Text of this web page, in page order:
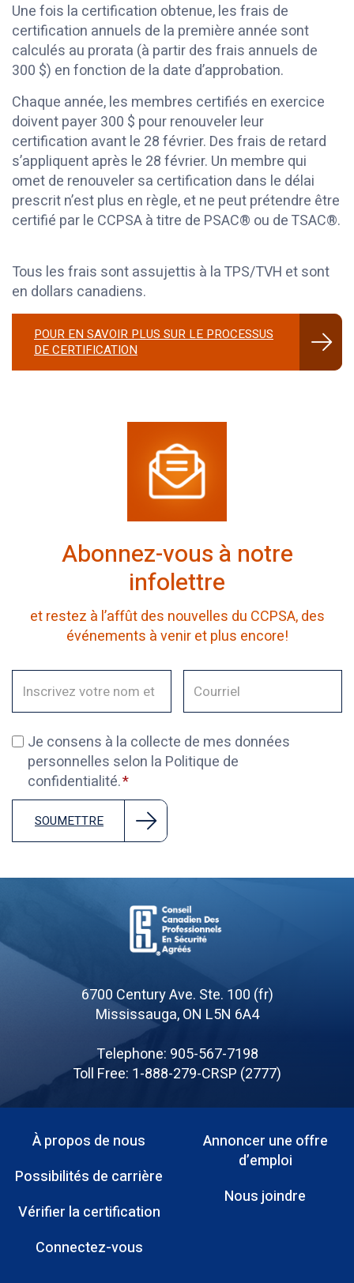
Une fois la certification obtenue, les frais de
certification annuels de la première année sont
calculés au prorata (à partir des frais annuels de
300 $) en fonction de la date d’approbation.
Chaque année, les membres certifiés en exercice
doivent payer 300 $ pour renouveler leur
certification avant le 28 février. Des frais de retard
s’appliquent après le 28 février. Un membre qui
omet de renouveler sa certification dans le délai
prescrit n’est plus en règle, et ne peut prétendre être
certifié par le CCPSA à titre de PSAC® ou de TSAC®.
Tous les frais sont assujettis à la TPS/TVH et sont
en dollars canadiens.
POUR EN SAVOIR PLUS SUR LE PROCESSUS
DE CERTIFICATION
Abonnez-vous à notre
infolettre
et restez à l’affût des nouvelles du CCPSA, des
événements à venir et plus encore!
Je consens à la collecte de mes données
personnelles selon la Politique de
confidentialité.
SOUMETTRE
Canadian
Registered
Safety
Professionals
6700 Century Ave. Ste. 100 (fr)
Mississauga, ON L5N 6A4
Telephone: 905-567-7198
Toll Free: 1-888-279-CRSP (2777)
Menu
Pied
de
page
À propos de nous
Possibilités de carrière
Vérifier la certification
Connectez-vous
Annoncer une offre
d’emploi
Nous joindre